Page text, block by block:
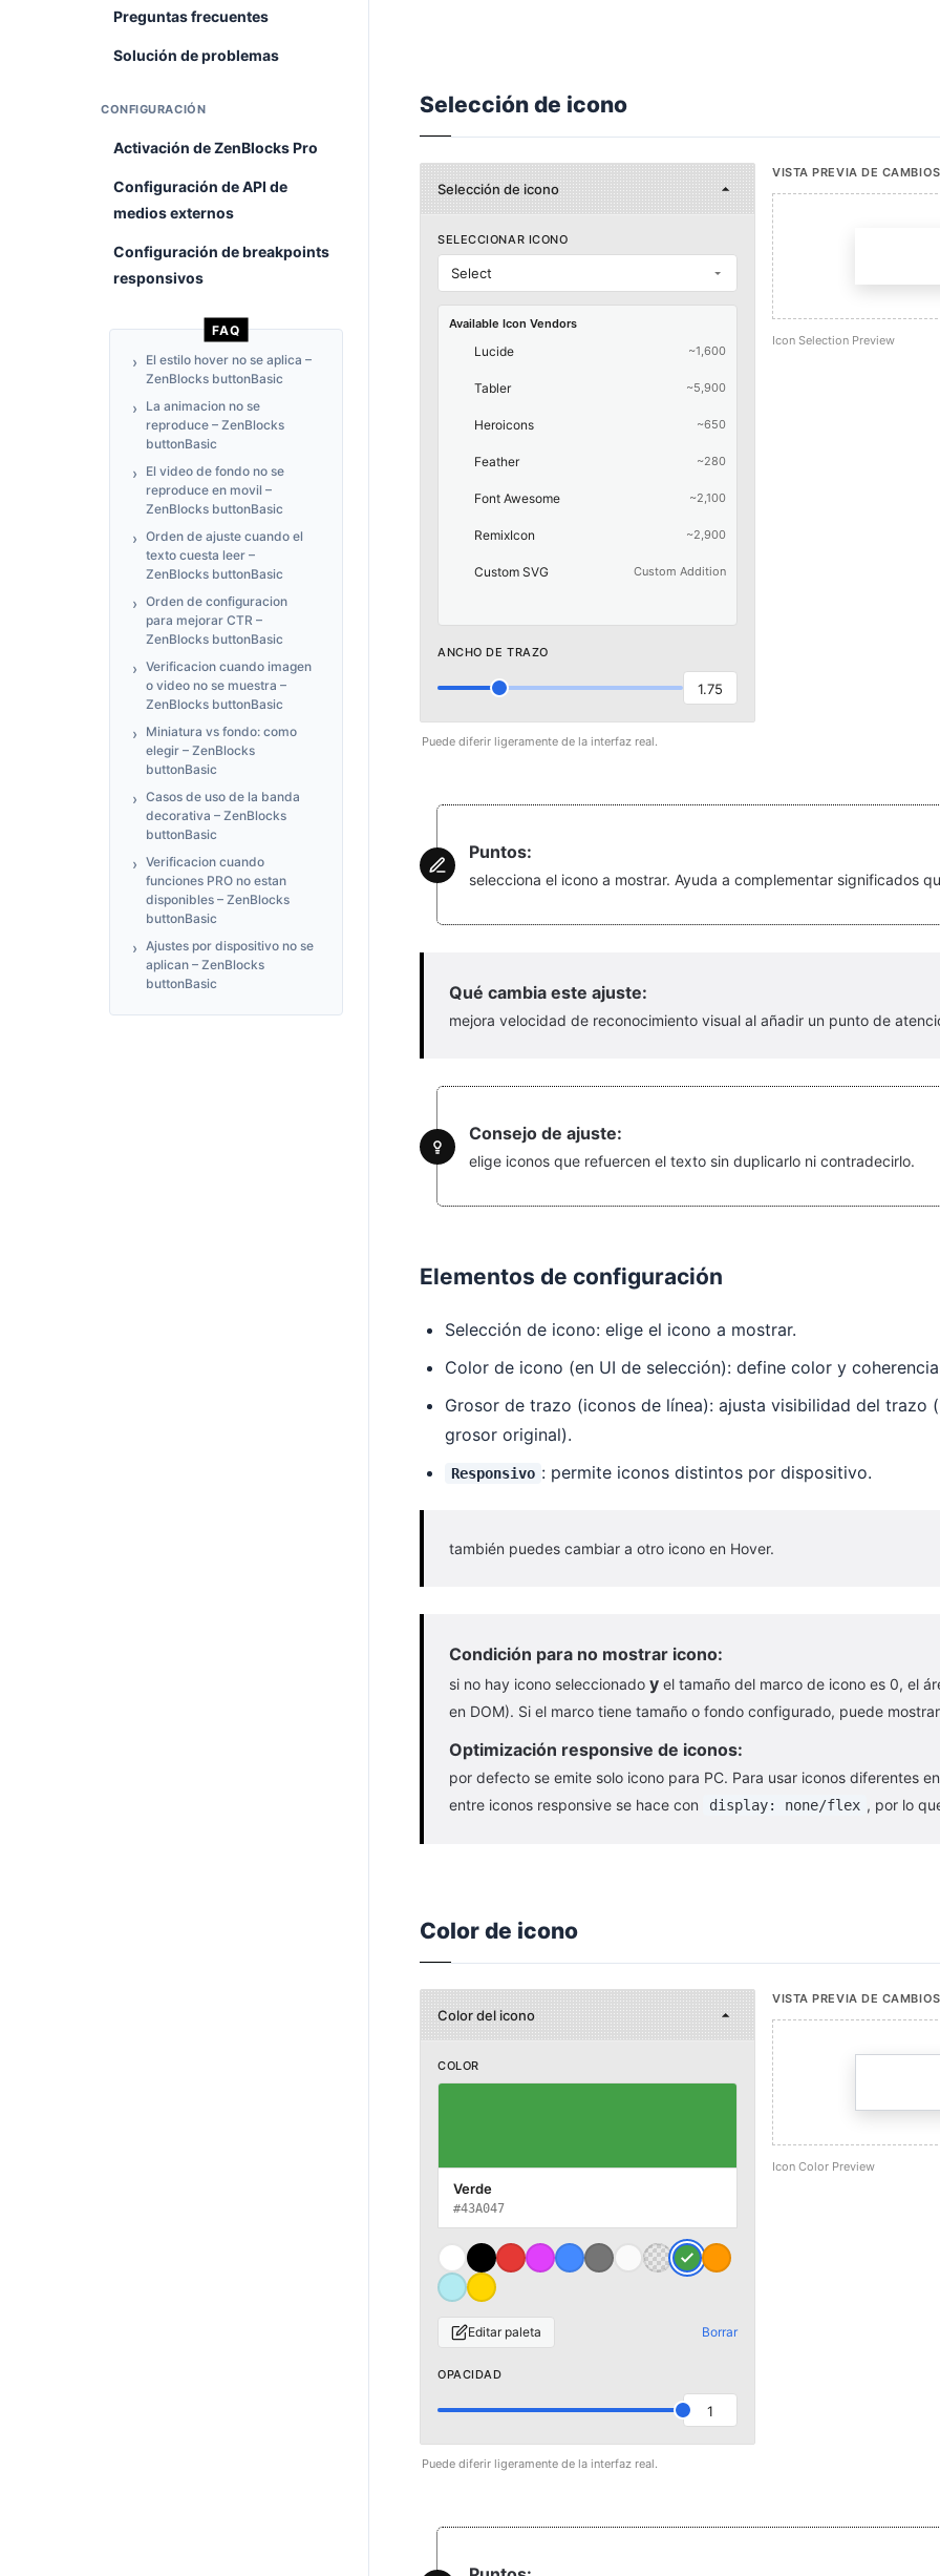
Preguntas frecuentes
Solución de problemas
CONFIGURACIÓN
Activación de ZenBlocks Pro
Configuración de API de
medios externos
Configuración de breakpoints
responsivos
FAQ
El estilo hover no se aplica –
ZenBlocks buttonBasic
La animacion no se
reproduce – ZenBlocks
buttonBasic
El video de fondo no se
reproduce en movil –
ZenBlocks buttonBasic
Orden de ajuste cuando el
texto cuesta leer –
ZenBlocks buttonBasic
Orden de configuracion
para mejorar CTR –
ZenBlocks buttonBasic
Verificacion cuando imagen
o video no se muestra –
ZenBlocks buttonBasic
Miniatura vs fondo: como
elegir – ZenBlocks
buttonBasic
Casos de uso de la banda
decorativa – ZenBlocks
buttonBasic
Verificacion cuando
funciones PRO no estan
disponibles – ZenBlocks
buttonBasic
Ajustes por dispositivo no se
aplican – ZenBlocks
buttonBasic
Selección de icono
Selección de icono
SELECCIONAR ICONO
Select
Available Icon Vendors
Lucide ~1,600
Tabler ~5,900
Heroicons ~650
Feather ~280
Font Awesome ~2,100
RemixIcon ~2,900
Custom SVG Custom Addition
ANCHO DE TRAZO
1.75
Puede diferir ligeramente de la interfaz real.
VISTA PREVIA DE CAMBIOS
Icon Selection Preview
Puntos:
selecciona el icono a mostrar. Ayuda a complementar significados
Qué cambia este ajuste:
mejora velocidad de reconocimiento visual al añadir un punto de
Consejo de ajuste:
elige iconos que refuercen el texto sin duplicarlo ni contradecirlo.
Elementos de configuración
Selección de icono: elige el icono a mostrar.
Color de icono (en UI de selección): define color y
Grosor de trazo (iconos de línea): ajusta visibilidad del trazo
grosor original).
Responsivo : permite iconos distintos por dispositivo.
también puedes cambiar a otro icono en Hover.
Condición para no mostrar icono:
si no hay icono seleccionado y el tamaño del marco de icono es 0, el
en DOM). Si el marco tiene tamaño o fondo configurado, puede
Optimización responsive de iconos:
por defecto se emite solo icono para PC. Para usar iconos diferentes
entre iconos responsive se hace con
display: none/flex , por lo
Color de icono
Color del icono
COLOR
Verde
#43A047
Editar paleta Borrar
OPACIDAD
1
Puede diferir ligeramente de la interfaz real.
VISTA PREVIA DE CAMBIOS
Icon Color Preview